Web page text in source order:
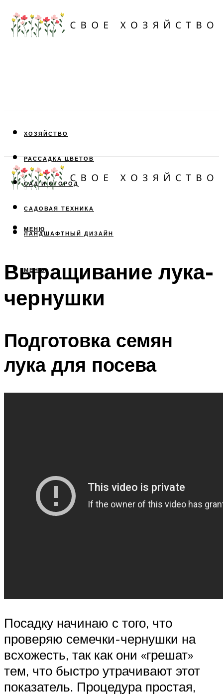
ХОЗЯЙСТВО
РАССАДКА ЦВЕТОВ
САД И ОГОРОД
САДОВАЯ ТЕХНИКА
ЛАНДШАФТНЫЙ ДИЗАЙН
МЕНЮ
МЕНЮ
Выращивание лука-
чернушки
Подготовка семян
лука для посева
Посадку начинаю с того, что
проверяю семечки-чернушки на
всхожесть, так как они «грешат»
тем, что быстро утрачивают этот
показатель. Процедура простая,